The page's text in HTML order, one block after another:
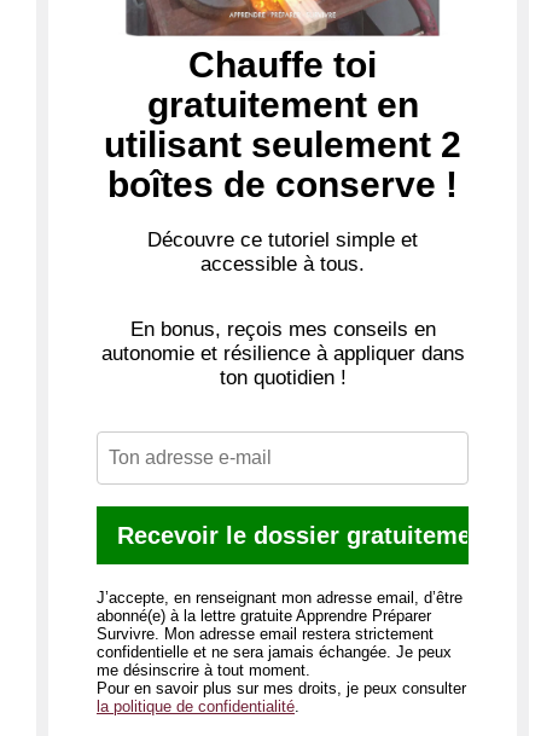
Chauffe toi
gratuitement en
utilisant seulement 2
boîtes de conserve !
Découvre ce tutoriel simple et
accessible à tous.
En bonus, reçois mes conseils en
autonomie et résilience à appliquer dans
ton quotidien !
J’accepte, en renseignant mon adresse email, d’être
abonné(e) à la lettre gratuite Apprendre Préparer
Survivre. Mon adresse email restera strictement
confidentielle et ne sera jamais échangée. Je peux
me désinscrire à tout moment.
Pour en savoir plus sur mes droits, je peux consulter
la politique de confidentialité